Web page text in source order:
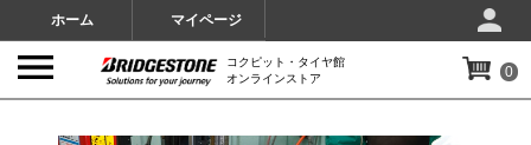
ホーム マイページ
コクピット・タイヤ館
オンラインストア
0